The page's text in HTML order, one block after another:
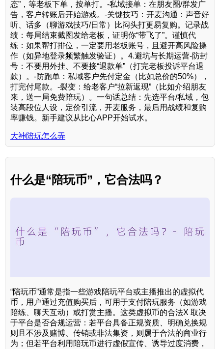
态”，等老板下单，按单打。-私域接单：在朋友圈/群发广
告，客户转账后开始游戏。-关键技巧：开麦沟通：声音好
听、话多（聊游戏技巧/日常）比闷头打更易复购。记录战
绩：每局结束截图发给老板，证明你“带飞了”。谨慎代
练：如果帮打排位，一定要用老板账号，且避开高风险操
作（如异地登录频繁触发验证）。4.避坑与长期运营-防封
号：不要用外挂、不要接“退款单”（打完老板投诉平台退
款）。-防跑单：私域客户先付定金（比如总价的50%），
打完付尾款。-裂变：给老客户“拉新返现”（比如介绍朋友
来，送一局免费陪玩）。一句话总结：先选平台/私域，包
装高段位人设，定价引流，开麦服务，最后用战绩和复购
率赚钱。新手建议从比心APP开始试水。
大神陪玩怎么弄
什么是“陪玩币”，它合法吗？
“陪玩币”通常是指一些游戏陪玩平台或主播推出的虚拟代
币，用户通过充值购买后，可用于支付陪玩服务（如游戏
陪练、聊天互动）或打赏主播。这类虚拟币的合法X 取决
于平台是否合规运营：若平台具备正规资质、明确兑换规
则且不涉及赌博、传销或非法集资，则属于合法的商业行
为；但若平台利用陪玩币进行虚假宣传、诱导过度消费，